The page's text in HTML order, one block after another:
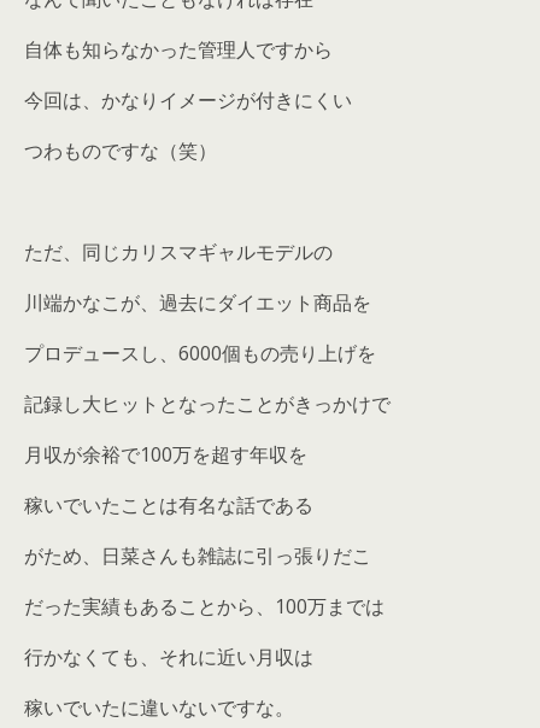
自体も知らなかった管理人ですから
今回は、かなりイメージが付きにくい
つわものですな（笑）
ただ、同じカリスマギャルモデルの
川端かなこが、過去にダイエット商品を
プロデュースし、6000個もの売り上げを
記録し大ヒットとなったことがきっかけで
月収が余裕で100万を超す年収を
稼いでいたことは有名な話である
がため、日菜さんも雑誌に引っ張りだこ
だった実績もあることから、100万までは
行かなくても、それに近い月収は
稼いでいたに違いないですな。